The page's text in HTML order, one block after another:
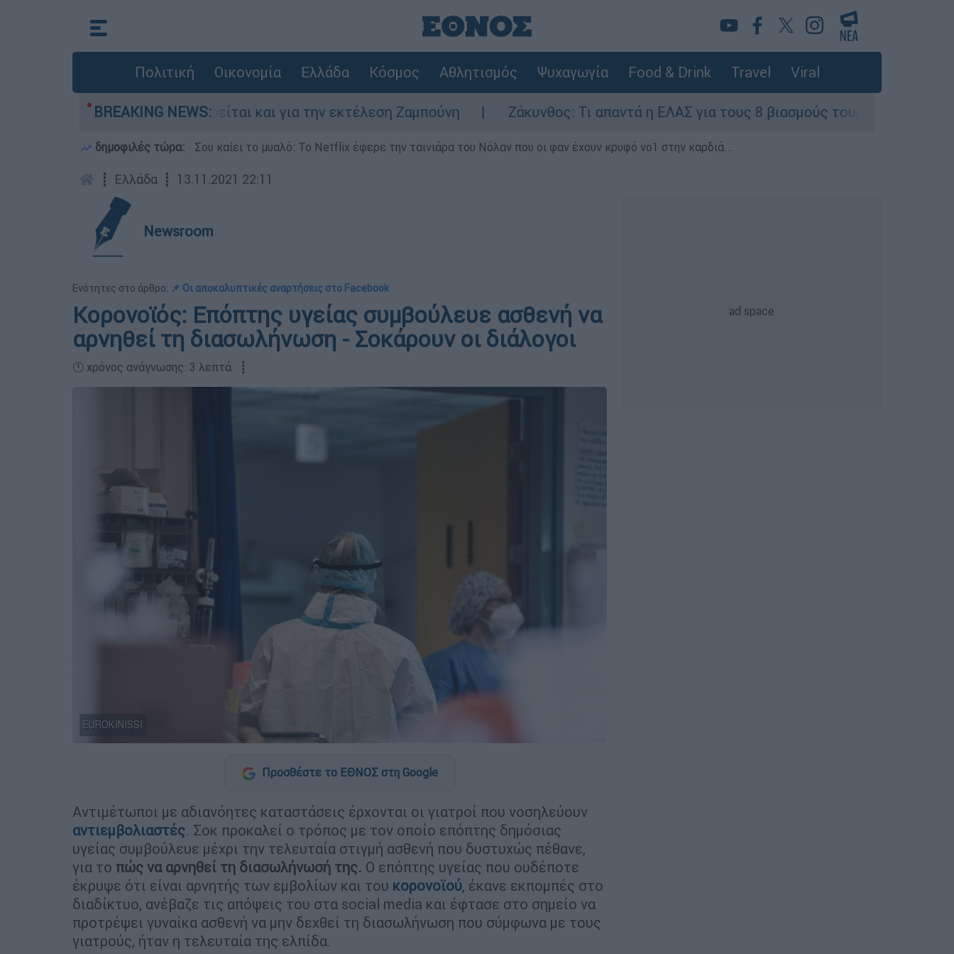
Πολιτική Οικονομία Ελλάδα Κόσμος Αθλητισμός Ψυχαγωγία Food & Drink Travel Viral
BREAKING NEWS:
Ελλάδα - Κατηγορείται και για την εκτέλεση Ζαμπούνη Ζάκυνθος: Τι απαντά η ΕΛΑΣ για τους 8 βιασμούς τουριστριών - «Μόνο 3
δημοφιλές τώρα: Σου καίει το μυαλό: Το Netflix έφερε την ταινιάρα του Νόλαν που οι φαν έχουν κρυφό νο1 στην καρδιά...
┋ Ελλάδα ┋ 13.11.2021 22:11
Newsroom
Ενότητες στο άρθρο: 📌 Οι αποκαλυπτικές αναρτήσεις στο Facebook
Κορονοϊός: Επόπτης υγείας συμβούλευε ασθενή να
αρνηθεί τη διασωλήνωση - Σοκάρουν οι διάλογοι
🕛 χρόνος ανάγνωσης: 3 λεπτά ┋
EUROKINISSI
Προσθέστε το ΕΘΝΟΣ στη Google
Αντιμέτωποι με αδιανόητες καταστάσεις έρχονται οι γιατροί που νοσηλεύουν
αντιεμβολιαστές. Σοκ προκαλεί ο τρόπος με τον οποίο επόπτης δημόσιας
υγείας συμβούλευε μέχρι την τελευταία στιγμή ασθενή που δυστυχώς πέθανε,
για το πώς να αρνηθεί τη διασωλήνωσή της. Ο επόπτης υγείας που ουδέποτε
έκρυψε ότι είναι αρνητής των εμβολίων και του κορονοϊού, έκανε εκπομπές στο
διαδίκτυο, ανέβαζε τις απόψεις του στα social media και έφτασε στο σημείο να
προτρέψει γυναίκα ασθενή να μην δεχθεί τη διασωλήνωση που σύμφωνα με τους
γιατρούς, ήταν η τελευταία της ελπίδα.